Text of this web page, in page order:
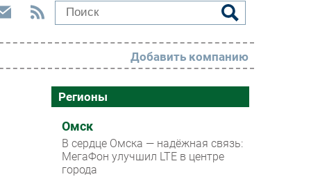
РАЗДЕЛЫ
Новости
Аналитика
Интервью
Добавить компанию
Регионы
Омск
В сердце Омска — надёжная связь:
МегаФон улучшил LTE в центре
города